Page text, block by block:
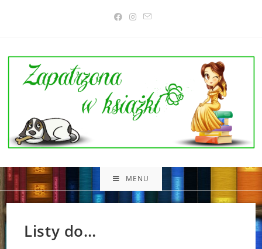
MENU
Listy do…